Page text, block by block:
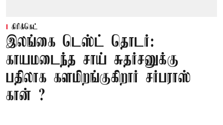
கிரிக்கெட்
இலங்கை டெஸ்ட் தொடர்:
காயமடைந்த சாய் சுதர்சனுக்கு
பதிலாக களமிறங்குகிறார் சர்பராஸ்
கான் ?